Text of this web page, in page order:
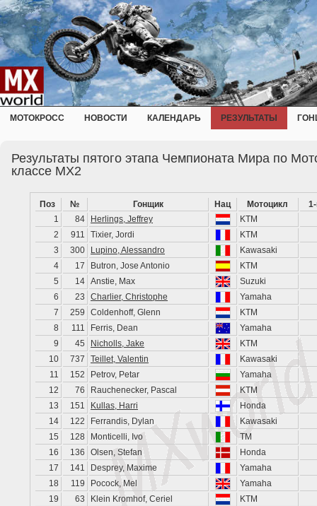
МОТОКРОСС НОВОСТИ КАЛЕНДАРЬ РЕЗУЛЬТАТЫ
Результаты пятого этапа Чемпионата Мира по
классе MX2
Поз № Гонщик Нац Мотоцикл
1
84 Herlings, Jeffrey
KTM
2
911 Tixier, Jordi
KTM
3
300 Lupino, Alessandro
Kawasaki
4
17 Butron, Jose Antonio
KTM
5
14 Anstie, Max
Suzuki
6
23 Charlier, Christophe
Yamaha
7
259 Coldenhoff, Glenn
KTM
8
111 Ferris, Dean
Yamaha
9
45 Nicholls, Jake
KTM
10
737 Teillet, Valentin
Kawasaki
11
152 Petrov, Petar
Yamaha
12
76 Rauchenecker, Pascal
KTM
13
151 Kullas, Harri
Honda
14
122 Ferrandis, Dylan
Kawasaki
15
128 Monticelli, Ivo
TM
16
136 Olsen, Stefan
Honda
17
141 Desprey, Maxime
Yamaha
18
119 Pocock, Mel
Yamaha
19
63 Klein Kromhof, Ceriel
KTM